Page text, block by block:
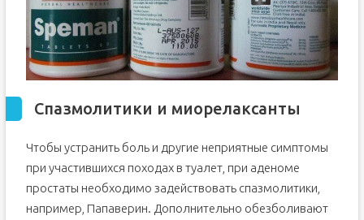
Спазмолитики и миорелаксанты
Чтобы устранить боль и другие неприятные симптомы
при участившихся походах в туалет, при аденоме
простаты необходимо задействовать спазмолитики,
например, Папаверин. Дополнительно обезболивают